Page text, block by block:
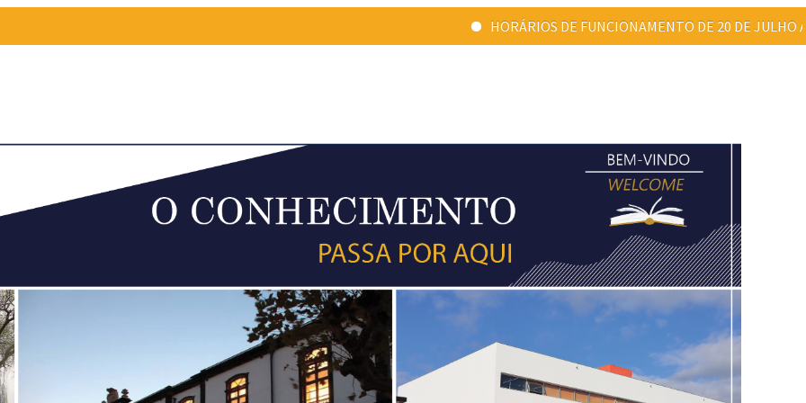
HORÁRIOS DE FUNCIONAMENTO DE 20 DE JULHO A 31 DE AGOSTO: Ponta